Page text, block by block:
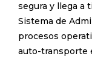
segura y llega a
Sistema de
procesos
auto-transporte